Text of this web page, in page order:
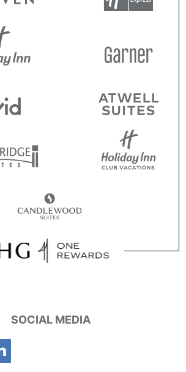
SOCIAL MEDIA